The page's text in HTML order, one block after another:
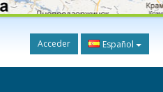
Acceder Español